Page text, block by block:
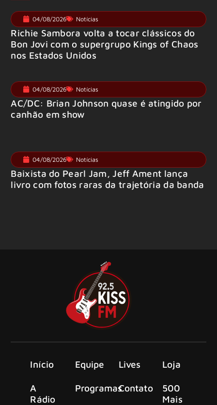
04/08/2026 Notícias
Richie Sambora volta a tocar clássicos do
Bon Jovi com o supergrupo Kings of Chaos
nos Estados Unidos
04/08/2026 Notícias
AC/DC: Brian Johnson quase é atingido por
canhão em show
04/08/2026 Notícias
Baixista do Pearl Jam, Jeff Ament lança
livro com fotos raras da trajetória da banda
Início
A
Rádio
Equipe
Programas
Lives
Contato
Loja
500
Mais